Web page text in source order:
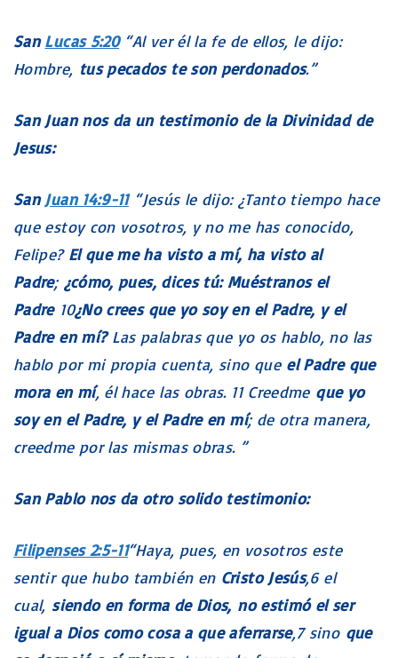
SanLucas 5:20“Al ver él la fe de ellos, le dijo:
Hombre, tus pecados te son perdonados.”
San Juan nos da un testimonio de la Divinidad de
Jesus:
San Juan 14:9-11“Jesús le dijo: ¿Tanto tiempo hace
que estoy con vosotros, y no me has conocido,
Felipe? El que me ha visto a mí, ha visto al
Padre; ¿cómo, pues, dices tú: Muéstranos el
Padre10¿No crees que yo soy en el Padre, y el
Padre en mí?Las palabras que yo os hablo, no las
hablo por mi propia cuenta, sino queel Padre que
mora en mí, él hace las obras. 11 Creedme que yo
soy en el Padre, y el Padre en mí; de otra manera,
creedme por las mismas obras. ”
San Pablo nos da otro solido testimonio:
Filipenses 2:5-11“Haya, pues, en vosotros este
sentir que hubo también en Cristo Jesús,6 el
cual, siendo en forma de Dios, no estimó el ser
igual a Dios como cosa a que aferrarse,7 sino que